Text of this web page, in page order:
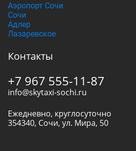
Аэропорт Сочи
Сочи
Адлер
Лазаревское
Контакты
+7 967 555-11-87
info@skytaxi-sochi.ru
Ежедневно, круглосуточно
354340, Сочи, ул. Мира, 50